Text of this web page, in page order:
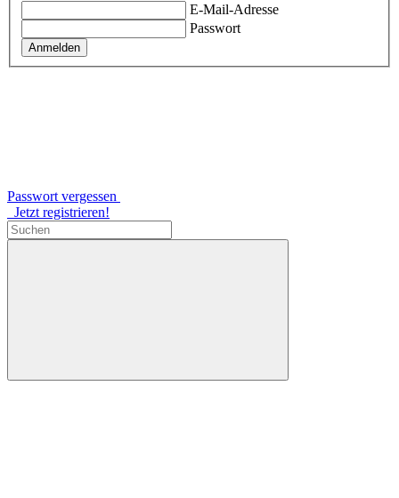
E-Mail-Adresse
Passwort
Anmelden
Passwort vergessen
Jetzt registrieren!